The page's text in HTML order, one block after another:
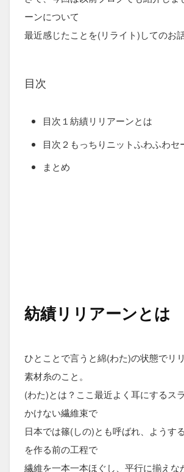
ーンについて
最近感じたことを(リライト)してのお話
目次
目次１紡績リリアーンとは
目次２もっちりニットふわふわセ
まとめ
紡績リリアーンとは
ひとことで言うと綿(わた)の状態でリ
素材糸のこと。
(わた)とは？ここ最近よく耳にするス
かけない繊維束で
日本では篠(しの)とも呼ばれ、ようす
を作る前の工程で
繊維を一本一本ほぐし、平行に揃えな